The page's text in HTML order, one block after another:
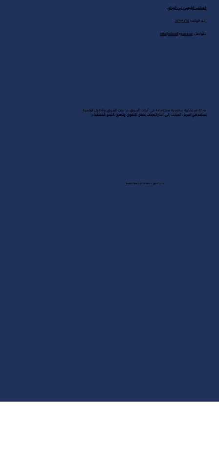
شركة استشارية سعودية متخصصة في أبحاث السوق، دراسات السوق، والحلول الرقمية.
نساعد في تحويل البيانات إلى استراتيجيات تحقق التفوق وتدفع بالنمو المستدام!
المكتب الرئيسي في الرياض
رقم الهاتف: ٠١١٢٩٣٠٢٢٤
للتواصل: info@steadypace.sa
جميع الحقوق محفوظة لـ Steady Pace 2025